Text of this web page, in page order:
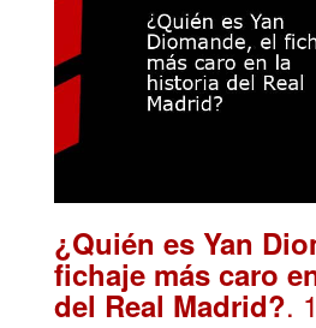
¿Quién es Yan
fichaje más caro
del Real Madrid?.